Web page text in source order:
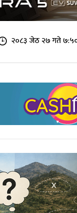
२०८३ जेठ २७ गते